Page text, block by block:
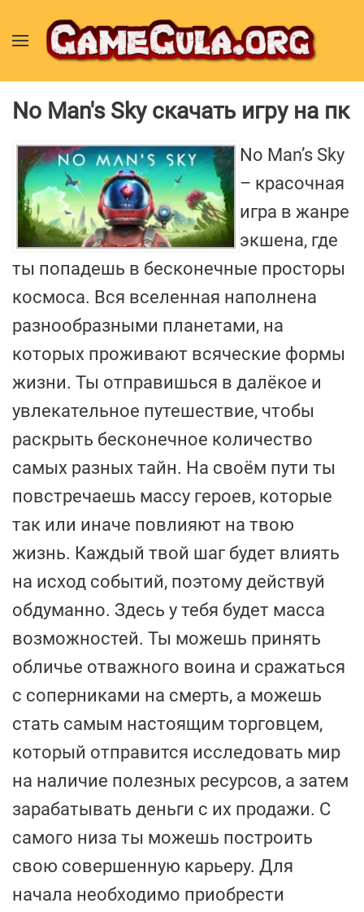
No Man's Sky скачать игру на пк
No Man’s Sky
– красочная
игра в жанре
экшена, где
ты попадешь в бесконечные просторы
космоса. Вся вселенная наполнена
разнообразными планетами, на
которых проживают всяческие формы
жизни. Ты отправишься в далёкое и
увлекательное путешествие, чтобы
раскрыть бесконечное количество
самых разных тайн. На своём пути ты
повстречаешь массу героев, которые
так или иначе повлияют на твою
жизнь. Каждый твой шаг будет влиять
на исход событий, поэтому действуй
обдуманно. Здесь у тебя будет масса
возможностей. Ты можешь принять
обличье отважного воина и сражаться
с соперниками на смерть, а можешь
стать самым настоящим торговцем,
который отправится исследовать мир
на наличие полезных ресурсов, а затем
зарабатывать деньги с их продажи. С
самого низа ты можешь построить
свою совершенную карьеру. Для
начала необходимо приобрести